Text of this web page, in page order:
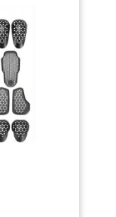
coudes Veuillez vous
au tableau
pour choisir votre
de commander. LA
EST NOTRE CULTURE.
par au moins 6
garantie. Si vous avez
n'hésitez pas à
un courriel. Nous
dans les 24 heures